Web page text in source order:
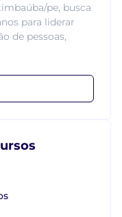
pe, busca
para liderar
de pessoas,